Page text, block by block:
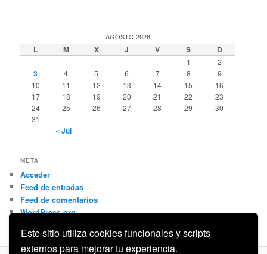
Este sitio utiliza cookies funcionales y scripts
externos para mejorar tu experiencia.
AGOSTO 2026
L M X J V S D
1 2
3 4 5 6 7 8
9
10
11 12 13 14 15
16
17
18 19 20 21 22
23
24
25 26 27 28 29
30
31
« Jul
META
Acceder
Feed de entradas
Feed de comentarios
WordPress.org